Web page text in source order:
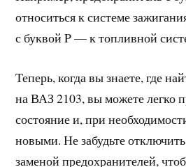
относиться к системе
с буквой P — к топливной
Теперь, когда вы знаете, где
на ВАЗ 2103, вы можете легко
состояние и, при
новыми. Не забудьте
заменой предохранителей,